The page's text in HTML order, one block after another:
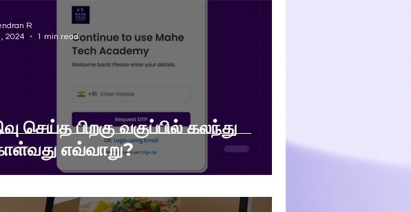
செய்த பிறகு வகுப்பில் கலந்து
எவ்வாறு?
R
2024
1 min read